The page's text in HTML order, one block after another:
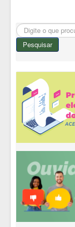
Pesquisar...
Pesquisar